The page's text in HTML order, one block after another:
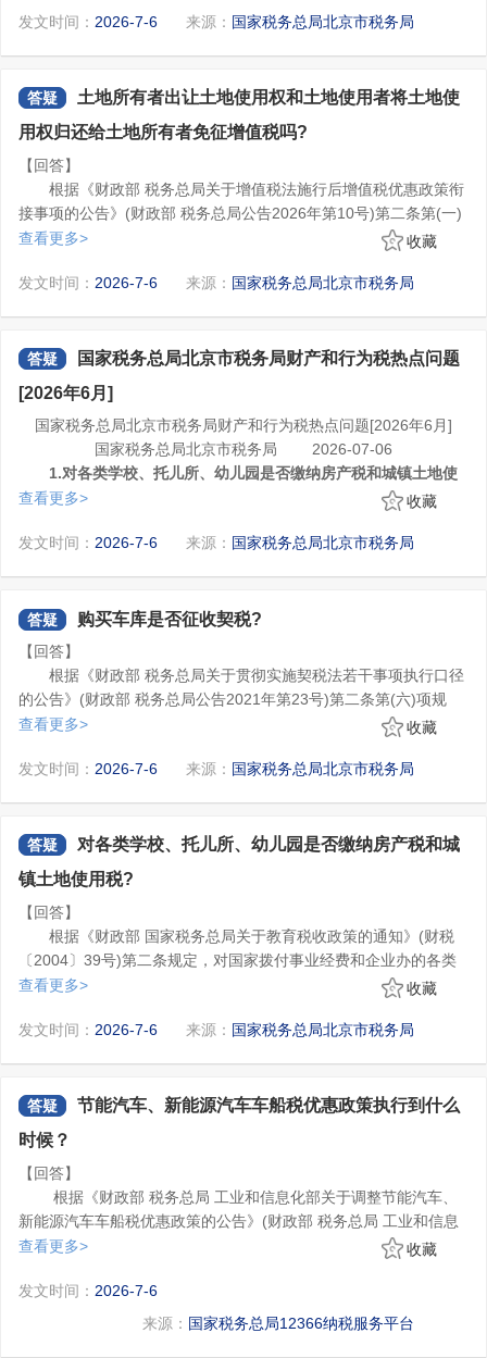
登录进行查看。
您好，纳税人名称、登记注册类型、生产经营期限起、注册地
信息、经营范围、法定代表人信息等市场监管等部门登记信息发生
变更的，需先向市场监管部门申请信息变更。税务机关接收变更信
息，经确认后更新纳税人信息。
生产经营地信息、财务负责人、办税人员、总分机构、从业人
数等信息发生变更时，无需先向市场监管部门申请信息变更，向主
管税务机关申报办理变更。所需材料：经办人身份证件原件。如非
市场监管等部门登记信息发生变化的，需提供变更信息的有关材料
复印件。
纳税人可通过电子税务局申请变更，登录电子税务局后，点击
【我要办税】-【综合信息报告】-【身份信息报告】-【涉税市场主
一、当市场监管部门的登记信息发生变更时：
示：“如无其他变更项目，您可直接点击确定，如有其他变更项目您
可点击新增添加变更事项!”，点击【确定】;
(二)跳转至保存成功页面并提示：“已为您办理完成涉税市场主
体身份信息变更。可点击下载《变更税务登记表》”。点击【返回首
页】可返回主页。点击【继续变更】可返回功能界面进行变更操
作。点击【变更税务登记表】可下载变更信息表单。
二、非市场监管部门的登记信息发生变更时：
(一)进入【涉税市场主体身份信息变更】，点击【新增】;
(二)选择变更项目，填写变更后内容，确认无误后勾选变更项
目，点击【确定】后提示“已为您办理完成涉税市场主体身份信息变
更。可点击下载《变更税务登记表》”。点击【返回首页】可返回主
一、对于未办理过涉税事宜的纳税人,或者办理过涉税事宜但未
领用发票、没有欠税(滞纳金)及罚款的纳税人，可以免于到税务部
门开具清税证明，直接向市场监管部门申请简易注销。
未办理税务登记的纳税人申请清税证明电子税务局路径:进入全
国统一规范电子税务局页面后，点击右上方【公众服务】-【清税申
报(未办税户申请清税证明)】功能菜单进行申请。
模式的纳税人，向市场监督管理等部门申请办理注销登记前，须先
向税务机关申报清税。清税完毕后，税务机关向纳税人出具《清税
(一)企业所得税清税报备
有企业所得税税种认定的纳税人，在清税申报前需要完成企业
纳税人企业业务登录新电子税局，点击【我要办税】-【综合信
息报告】-【状态信息报告】-【企业所得税清算报备】功能菜单进
行办理。
(二)清税申报
登录电子税务局后依次点击【我要办税】-【综合信息报告】-
【状态信息报告】-【清税申报(税务注销办理)】进入页面办理;也可
以通过消息提醒提供的链接跳转进入;或者通过首页搜索栏输入关键
因后点击“预检”，根据提示办理注销。
以开具发票?
您好，《中华人民共和国增值税法实施条例》(国务院令第826
号)第三十七条规定，纳税人发生应税交易，应当向购买方开具发
票。有下列情形之一的，不得开具增值税专用发票：(一)应税交易
的购买方为自然人;(二)应税交易免征增值税;(三)国务院财政、税务
主管部门规定的其他情形。
《增值税专用发票使用规定》(国税发〔2006〕156号修订)第
十条规定，一般纳税人销售货物或者提供应税劳务，应向购买方开
具专用发票。商业企业一般纳税人零售的烟、酒、食品、服装、鞋
帽(不包括劳保专用部分)、化妆品等消费品不得开具专用发票。销
根据上述规定，“超出经营范围”不属于不得开具增值税专用发
9.如何认定和解除非正常户?
您好，纳税人负有纳税申报义务，但连续三个月所有税种均未
6.高档化妆品的消费税税率是多少?
类化妆品征收消费税，将“化妆品”税目名称更名为“高档化妆品”。征
收范围包括高档美容、修饰类化妆品、高档护肤类化妆品和成套化
妆品。税率调整为15%。
高档美容、修饰类化妆品和高档护肤类化妆品是指生产(进口)
环节销售(完税)价格(不含增值税)在10元/毫升(克)或15元/片(张)及
以上的美容、修饰类化妆品和护肤类化妆品。
《财政部 国家税务总局关于调整化妆品消费税政策的通知》自
2016年10月1日起执行。
7.委托加工的应税消费品，在什么环节缴纳消费税?
答：根据《中华人民共和国消费税暂行条例》(中华人民共和国
国务院令第539号)第四条第二款规定，委托加工的应税消费品，除
服务缴纳增值税。
自2026年1月1日起施行。
发文时间： 2026-7-6 来源： 国家税务总局北京市税务局
答疑
土地所有者出让土地使用权和土地使用者将土地使
用权归还给土地所有者免征增值税吗?
【回答】
根据《财政部 税务总局关于增值税法施行后增值税优惠政策衔
接事项的公告》(财政部 税务总局公告2026年第10号)第二条第(一)
项规定，自2026年1月1日起，土地所有者出让土地使用权和土地使
查看更多> 收藏
发文时间： 2026-7-6 来源： 国家税务总局北京市税务局
答疑
国家税务总局北京市税务局财产和行为税热点问题
[2026年6月]
国家税务总局北京市税务局财产和行为税热点问题[2026年6月]
国家税务总局北京市税务局 2026-07-06
1.对各类学校、托儿所、幼儿园是否缴纳房产税和城镇土地使
用税?
(财税〔2004〕39号)第二条规定，对国家拨付事业经费和企业办的
答：根据《财政部 税务总局关于贯彻实施契税法若干事项执行
口径的公告》(财政部 税务总局公告2021年第23号)第二条第(六)项
规定，房屋附属设施(包括停车位、机动车库、非机动车库、顶层阁
楼、储藏室及其他房屋附属设施)与房屋为同一不动产单元的，计税
依据为承受方应交付的总价款，并适用与房屋相同的税率；房屋附
属设施与房屋为不同不动产单元的，计税依据为转移合同确定的成
交价格，并按当地确定的适用税率计税。
查看更多> 收藏
发文时间： 2026-7-6 来源： 国家税务总局北京市税务局
答疑 购买车库是否征收契税?
【回答】
根据《财政部 税务总局关于贯彻实施契税法若干事项执行口径
的公告》(财政部 税务总局公告2021年第23号)第二条第(六)项规
定，房屋附属设施(包括停车位、机动车库、非机动车库、顶层阁
依据为承受方应交付的总价款，并适用与房屋相同的税率；房屋附
查看更多> 收藏
发文时间： 2026-7-6 来源： 国家税务总局北京市税务局
答疑
对各类学校、托儿所、幼儿园是否缴纳房产税和城
镇土地使用税?
【回答】
根据《财政部 国家税务总局关于教育税收政策的通知》(财税
〔2004〕39号)第二条规定，对国家拨付事业经费和企业办的各类
学校、托儿所、幼儿园自用的房产、土地，免征房产税、城镇土地
查看更多> 收藏
发文时间： 2026-7-6 来源： 国家税务总局北京市税务局
答疑
节能汽车、新能源汽车车船税优惠政策执行到什么
时候？
【回答】
根据《财政部 税务总局 工业和信息化部关于调整节能汽车、
新能源汽车车船税优惠政策的公告》(财政部 税务总局 工业和信息
化部公告2026年第19号)规定：“自2027年1月1日起，取消对节能汽
混合动力汽车、燃料电池商用车免征车船税政策;纳税人新取得及本
公告实施前已取得的上述类型车辆，应按照《中华人民共和国车船
息化部 交通运输部关于节能 新能源车船享受车船税优惠政策的通
知》(财税〔2018〕74号)第一条、第二条第(一)项和第(二)项、第三
查看更多> 收藏
发文时间： 2026-7-6
来源： 国家税务总局12366纳税服务平台